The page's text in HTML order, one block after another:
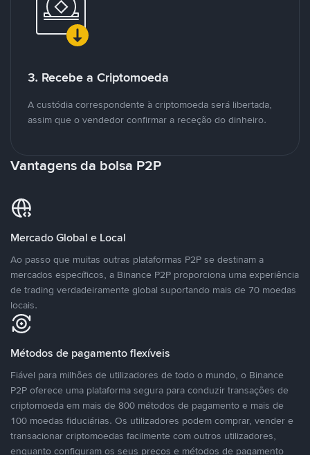
3. Recebe a Criptomoeda
A custódia correspondente à criptomoeda será libertada,
assim que o vendedor confirmar a receção do dinheiro.
Vantagens da bolsa P2P
Mercado Global e Local
Ao passo que muitas outras plataformas P2P se destinam a
mercados específicos, a Binance P2P proporciona uma experiência
de trading verdadeiramente global suportando mais de 70 moedas
locais.
Métodos de pagamento flexíveis
Fiável para milhões de utilizadores de todo o mundo, o Binance
P2P oferece uma plataforma segura para conduzir transações de
criptomoeda em mais de 800 métodos de pagamento e mais de
100 moedas fiduciárias. Os utilizadores podem comprar, vender e
transacionar criptomoedas facilmente com outros utilizadores,
enquanto configuram os seus preços e métodos de pagamento